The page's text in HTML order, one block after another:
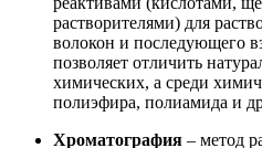
растворителями) для
волокон и последующего
позволяет отличить
химических, а среди
полиэфира, полиамида и
Хроматография – метод